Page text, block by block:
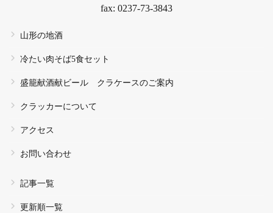
fax: 0237-73-3843
山形の地酒
冷たい肉そば5食セット
盛籠献酒献ビール クラケースのご案内
クラッカーについて
アクセス
お問い合わせ
記事一覧
更新順一覧